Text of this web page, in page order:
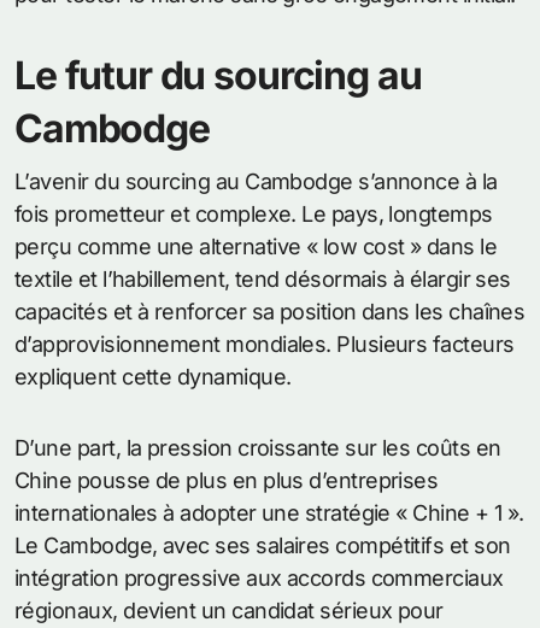
Le futur du sourcing au
Cambodge
L’avenir du sourcing au Cambodge s’annonce à la
fois prometteur et complexe. Le pays, longtemps
perçu comme une alternative « low cost » dans le
textile et l’habillement, tend désormais à élargir ses
capacités et à renforcer sa position dans les chaînes
d’approvisionnement mondiales. Plusieurs facteurs
expliquent cette dynamique.
D’une part, la pression croissante sur les coûts en
Chine pousse de plus en plus d’entreprises
internationales à adopter une stratégie « Chine + 1 ».
Le Cambodge, avec ses salaires compétitifs et son
intégration progressive aux accords commerciaux
régionaux, devient un candidat sérieux pour